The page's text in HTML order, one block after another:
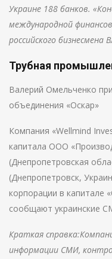
Украине 188 банков.
международной
российского
Трубная
Валерий Омельченко
объединения «Оскар»
Компания «Wellmind
капитала ООО
(Днепропетровская
(Днепропетровск,
корпорации в капитале
сообщают украинские
Краткая
информации СМИ,